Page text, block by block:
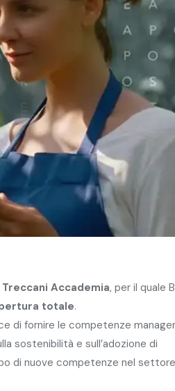
Accademia, per il quale
totale.
di fornire le competenze
sostenibilità e sull’adozione di
di nuove competenze nel settore